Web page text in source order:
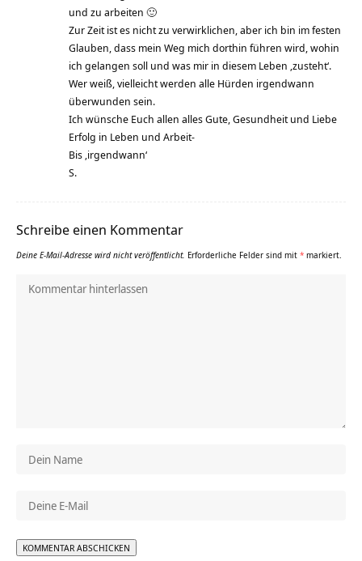
und zu arbeiten 🙂
Zur Zeit ist es nicht zu verwirklichen, aber ich bin im festen
Glauben, dass mein Weg mich dorthin führen wird, wohin
ich gelangen soll und was mir in diesem Leben ‚zusteht‘.
Wer weiß, vielleicht werden alle Hürden irgendwann
überwunden sein.
Ich wünsche Euch allen alles Gute, Gesundheit und Liebe
Erfolg in Leben und Arbeit-
Bis ‚irgendwann‘
S.
Schreibe einen Kommentar
Deine E-Mail-Adresse wird nicht veröffentlicht. Erforderliche Felder sind mit * markiert.